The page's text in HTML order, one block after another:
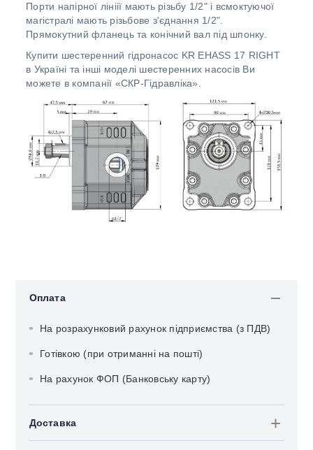
Порти напірної лініії мають різьбу 1/2" і всмоктуючої
магістралі мають різьбове з'єднання 1/2".
Прямокутний фланець та конічний вал під шпонку.
Купити шестеренний гідронасос KR EHASS 17 RIGHT
в Україні та інші моделі шестеренних насосів Ви
можете в компанії «СКР-Гідравліка».
Оплата
На розрахунковий рахунок підприємства (з ПДВ)
Готівкою (при отриманні на пошті)
На рахунок ФОП (Банковську карту)
Доставка